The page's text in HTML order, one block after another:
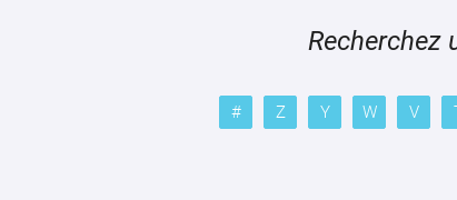
Recherchez
# Z Y W V